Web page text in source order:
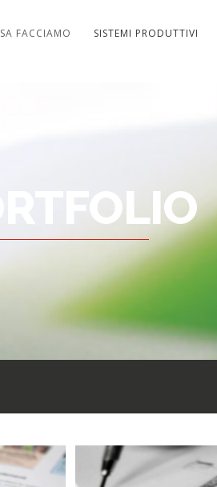
FACCIAMO SISTEMI PRODUTTIVI